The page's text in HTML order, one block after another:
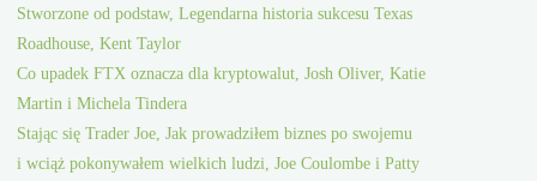
Stworzone od podstaw, Legendarna historia sukcesu Texas
Roadhouse, Kent Taylor
Co upadek FTX oznacza dla kryptowalut, Josh Oliver, Katie
Martin i Michela Tindera
Stając się Trader Joe, Jak prowadziłem biznes po swojemu
i wciąż pokonywałem wielkich ludzi, Joe Coulombe i Patty